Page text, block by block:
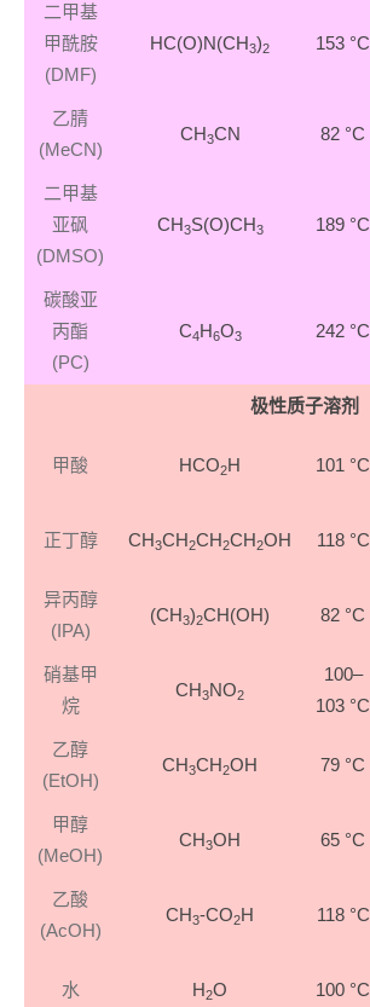
二甲基
甲酰胺
(DMF)
HC(O)N(CH3)2 153 °C
乙腈
(MeCN)
CH3CN 82 °C
二甲基
亚砜
(DMSO)
CH3S(O)CH3 189 °C
碳酸亚
丙酯
(PC)
C4H6O3 242 °C
极性质子溶剂
甲酸 HCO2H 101 °C
正丁醇 CH3CH2CH2CH2OH 118 °C
异丙醇
(IPA)
(CH3)2CH(OH) 82 °C
硝基甲
烷
CH3NO2
100–
103 °C
乙醇
(EtOH)
CH3CH2OH 79 °C
甲醇
(MeOH)
CH3OH 65 °C
乙酸
(AcOH)
CH3-CO2H 118 °C
水 H2O 100 °C